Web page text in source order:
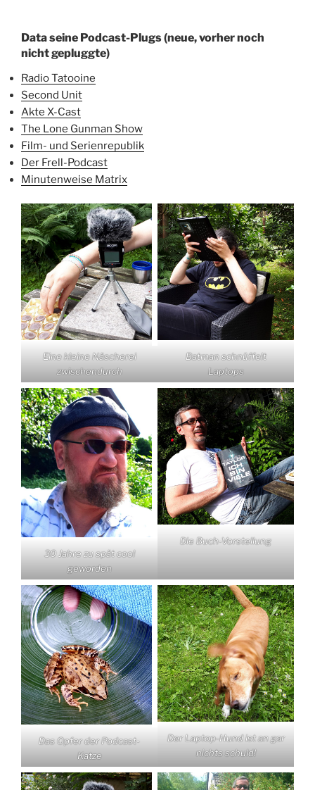
Data seine Podcast-Plugs (neue, vorher noch
nicht gepluggte)
Radio Tatooine
Second Unit
Akte X-Cast
The Lone Gunman Show
Film- und Serienrepublik
Der Frell-Podcast
Minutenweise Matrix
Eine kleine Näscherei
zwischendurch
Batman schnüffelt
Laptops
30 Jahre zu spät cool
geworden
Die Buch-Vorstellung
Das Opfer der Podcast-
Katze
Der Laptop-Hund ist an gar
nichts schuld!